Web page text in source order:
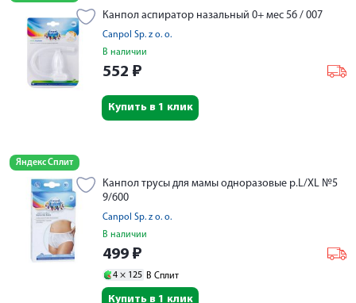
Канпол аспиратор назальный 0+ мес 56 / 007
Canpol Sp. z o. o.
В наличии
552 ₽
Купить в 1 клик
Яндекс Сплит
Канпол трусы для мамы одноразовые р.L/XL №5
9/600
Canpol Sp. z o. o.
В наличии
499 ₽
4 × 125 В Сплит
Купить в 1 клик